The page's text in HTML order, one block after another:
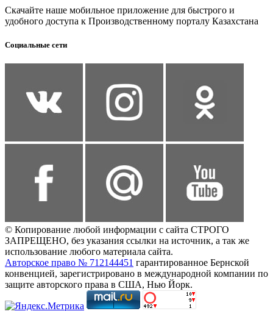
Скачайте наше мобильное приложение для быстрого и
удобного доступа к Производственному порталу Казахстана
Социальные сети
© Копирование любой информации с сайта СТРОГО
ЗАПРЕЩЕНО, без указания ссылки на источник, а так же
использование любого материала сайта.
Авторское право № 712144451 гарантированное Бернской
конвенцией, зарегистрировано в международной компании по
защите авторского права в США, Нью Йорк.